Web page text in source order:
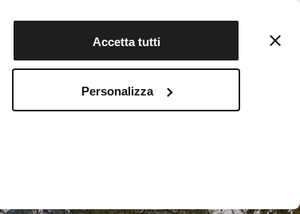
Accetta tutti
Personalizza
Registrati
CIBO AUTENTICO